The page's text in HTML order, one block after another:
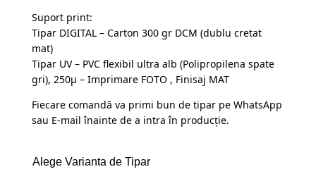
Suport print:
Tipar DIGITAL – Carton 300 gr DCM (dublu cretat
mat)
Tipar UV – PVC flexibil ultra alb (Polipropilena spate
gri), 250µ – Imprimare FOTO , Finisaj MAT
Fiecare comandă va primi bun de tipar pe WhatsApp
sau E-mail înainte de a intra în producție.
Alege Varianta de Tipar